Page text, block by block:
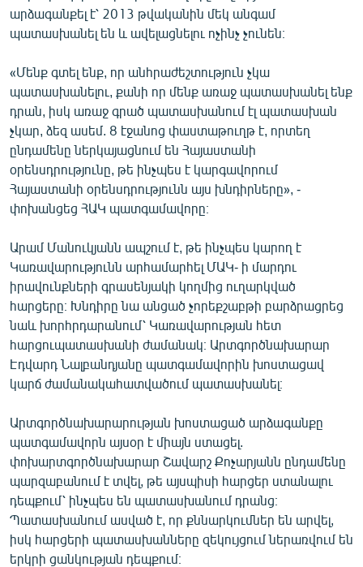
արձագանքել է՝ 2013 թվականին մեկ անգամ
պատասխանել են և ավելացնելու ոչինչ չունեն։
«Մենք գտել ենք, որ անհրաժեշտություն չկա
պատասխանելու, քանի որ մենք առաջ պատասխանել ենք
դրան, իսկ առաջ գրած պատասխանում էլ պատասխան
չկար, ձեզ ասեմ. 8 էջանոց փաստաթուղթ է, որտեղ
ընդամենը ներկայացնում են Հայաստանի
օրենսդրությունը, թե ինչպես է կարգավորում
Հայաստանի օրենսդրությունն այս խնդիրները», -
փոխանցեց ՀԱԿ պատգամավորը։
Արամ Մանուկյանն ապշում է, թե ինչպես կարող է
Կառավարությունն արհամարհել ՄԱԿ- ի մարդու
իրավունքների գրասենյակի կողմից ուղարկված
հարցերը։ Խնդիրը նա անցած չորեքշաբթի բարձրացրեց
նաև խորհրդարանում՝ Կառավարության հետ
հարցուպատասխանի ժամանակ։ Արտգործնախարար
Էդվարդ Նալբանդյանը պատգամավորին խոստացավ
կարճ ժամանակահատվածում պատասխանել։
Արտգործնախարարության խոստացած արձագանքը
պատգամավորն այսօր է միայն ստացել.
փոխարտգործնախարար Շավարշ Քոչարյանն ընդամենը
պարզաբանում է տվել, թե այսպիսի հարցեր ստանալու
դեպքում՝ ինչպես են պատասխանում դրանց։
Պատասխանում ասված է, որ քննարկումներ են արվել,
իսկ հարցերի պատասխանները զեկույցում ներառվում են
երկրի ցանկության դեպքում։